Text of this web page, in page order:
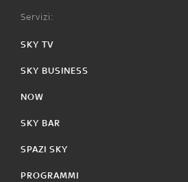
Servizi:
SKY TV
SKY BUSINESS
NOW
SKY BAR
SPAZI SKY
PROGRAMMI